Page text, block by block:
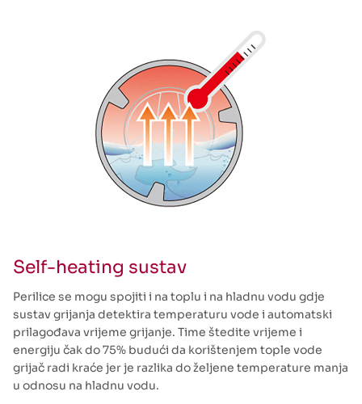
Self-heating sustav
Perilice se mogu spojiti i na toplu i na hladnu vodu gdje
sustav grijanja detektira temperaturu vode i automatski
prilagođava vrijeme grijanje. Time štedite vrijeme i
energiju čak do 75% budući da korištenjem tople vode
grijač radi kraće jer je razlika do željene temperature manja
u odnosu na hladnu vodu.